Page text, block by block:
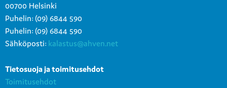
00700 Helsinki
Puhelin: (09) 6844 590
Puhelin: (09) 6844 590
Sähköposti: kalastus@ahven.net
Tietosuoja ja toimitusehdot
Toimitusehdot